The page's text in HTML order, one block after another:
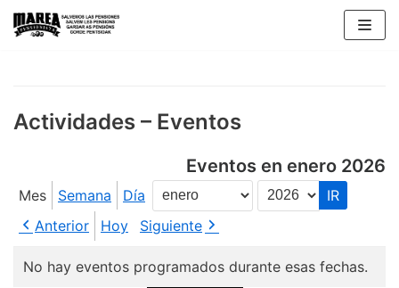
Saltar
Actividades – Eventos
Eventos en enero 2026
Mes Semana Día
Mes
Año
Anterior
Hoy Siguiente
No hay eventos programados durante esas fechas.